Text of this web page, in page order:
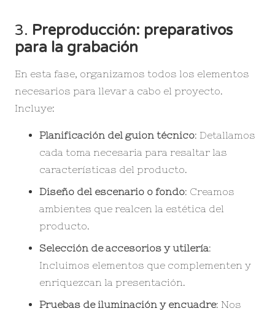
3. Preproducción: preparativos
para la grabación
En esta fase, organizamos todos los elementos
necesarios para llevar a cabo el proyecto.
Incluye:
Planificación del guion técnico: Detallamos
cada toma necesaria para resaltar las
características del producto.
Diseño del escenario o fondo: Creamos
ambientes que realcen la estética del
producto.
Selección de accesorios y utilería:
Incluimos elementos que complementen y
enriquezcan la presentación.
Pruebas de iluminación y encuadre: Nos